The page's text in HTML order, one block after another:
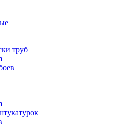
труб